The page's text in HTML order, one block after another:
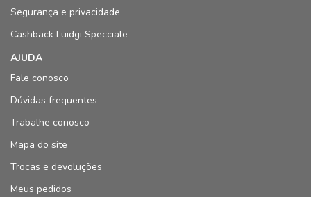
Segurança e privacidade
Cashback Luidgi Specciale
AJUDA
Fale conosco
Dúvidas frequentes
Trabalhe conosco
Mapa do site
Trocas e devoluções
Meus pedidos